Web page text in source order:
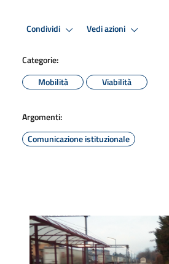
Condividi Vedi azioni
Categorie:
Mobilità
Viabilità
Argomenti:
Comunicazione istituzionale